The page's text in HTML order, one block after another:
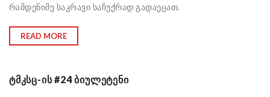
რამდენიმე საკრავი საჩუქრად გადაეცათ.
READ MORE
ᲢᲛᲙᲡᲪ-ᲘᲡ #24 ᲑᲘᲣᲚᲔᲢᲔᲜᲘ